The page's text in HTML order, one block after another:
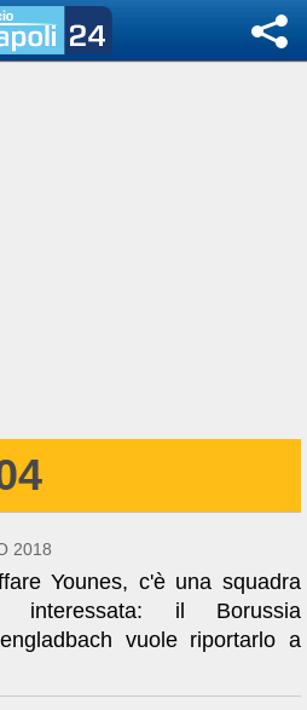
2018
Younes, c'è una squadra
interessata: il Borussia
vuole riportarlo a